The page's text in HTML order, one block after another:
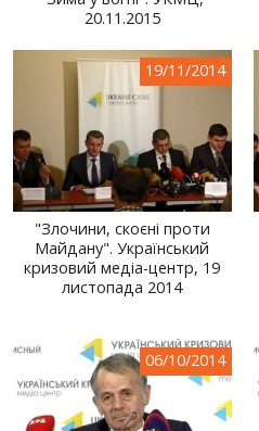
СВІТ ПРО УКРАЇНУ
ПУБЛІЧНІ ЛЮДИ
РОСІЙСЬКО-УКРАЇНСЬКА ВІЙНА
"WINTER ON FIRE"
ХРОНОЛОГІЯ ЄВРОМАЙДАНУ
ПОСЛУГИ
20.11.2015
19/11/2014
"Злочини, скоєні проти
Майдану". Український
кризовий медіа-центр, 19
листопада 2014
06/10/2014